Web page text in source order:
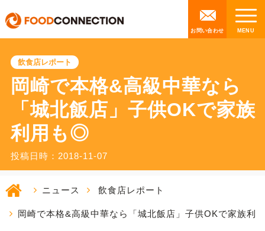
お問い合わせ
飲食店レポート
岡崎で本格&高級中華なら
「城北飯店」子供OKで家族
利用も◎
投稿日時：2018-11-07
ニュース 飲食店レポート
岡崎で本格&高級中華なら「城北飯店」子供OKで家族利